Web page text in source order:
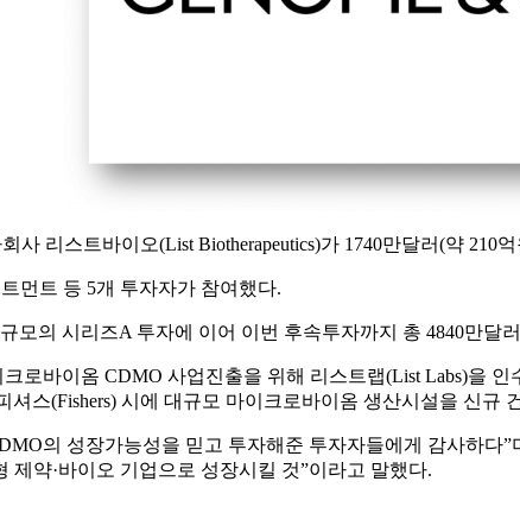
사 리스트바이오(List Biotherapeutics)가 1740만달러(약
먼트 등 5개 투자자가 참여했다.
모의 시리즈A 투자에 이어 이번 후속투자까지 총 4840만달
로바이옴 CDMO 사업진출을 위해 리스트랩(List Labs)을
스(Fishers) 시에 대규모 마이크로바이옴 생산시설을 신규
의 성장가능성을 믿고 투자해준 투자자들에게 감사하다
약·바이오 기업으로 성장시킬 것”이라고 말했다.